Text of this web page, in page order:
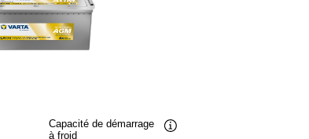
Capacité de démarrage
à froid